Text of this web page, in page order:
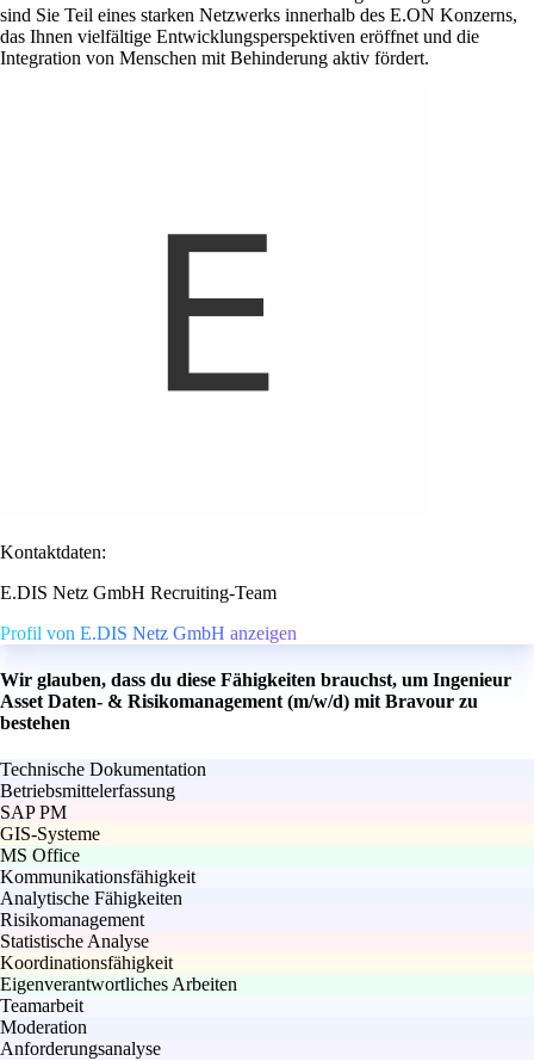
sind Sie Teil eines starken Netzwerks innerhalb des E.ON Konzerns,
das Ihnen vielfältige Entwicklungsperspektiven eröffnet und die
Integration von Menschen mit Behinderung aktiv fördert.
Kontaktdaten:
E.DIS Netz GmbH Recruiting-Team
Profil von E.DIS Netz GmbH anzeigen
Wir glauben, dass du diese Fähigkeiten brauchst, um Ingenieur
Asset Daten- & Risikomanagement (m/w/d) mit Bravour zu
bestehen
Technische Dokumentation
Betriebsmittelerfassung
SAP PM
GIS-Systeme
MS Office
Kommunikationsfähigkeit
Analytische Fähigkeiten
Risikomanagement
Statistische Analyse
Koordinationsfähigkeit
Eigenverantwortliches Arbeiten
Teamarbeit
Moderation
Anforderungsanalyse